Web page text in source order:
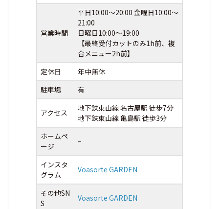
営業時間
平日10:00～20:00 金曜日10:00～
21:00
日曜日10:00～19:00
【最終受付カットのみ1h前、複
合メニュー2h前】
定休日
年中無休
駐車場
有
アクセス
地下鉄東山線 名古屋駅 徒歩7分
地下鉄東山線 亀島駅 徒歩3分
ホームペ
ージ
–
インスタ
グラム
Voasorte GARDEN
その他SN
S
Voasorte GARDEN